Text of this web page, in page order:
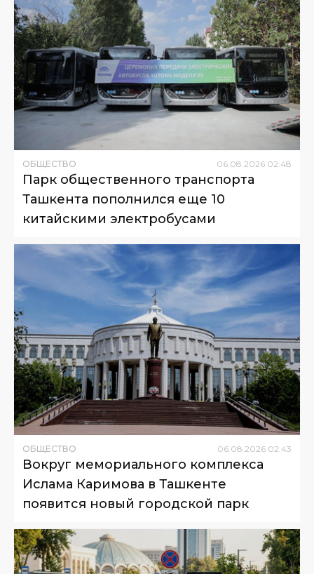
ОБЩЕСТВО 06.08.2026 02:48
Парк общественного транспорта
Ташкента пополнился еще 10
китайскими электробусами
ОБЩЕСТВО 06 08 2026 02:43
Вокруг мемориального комплекса
Ислама Каримова в Ташкенте
появится новый городской парк